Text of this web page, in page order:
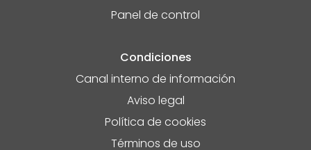
Panel de control
Condiciones
Canal interno de información
Aviso legal
Política de cookies
Términos de uso